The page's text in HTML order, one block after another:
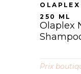
OLAPLEX
250 ML
Olaplex
Prix